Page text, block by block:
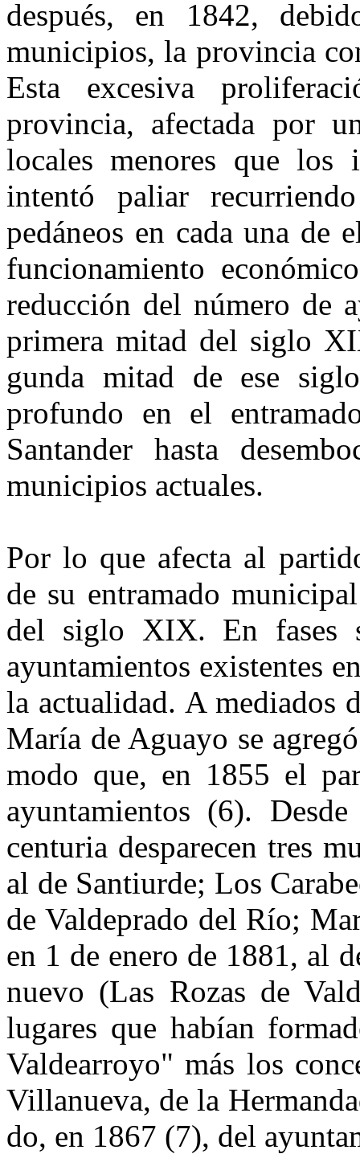
después, en 1842,
municipios, la pro­vincia
Esta excesiva
provincia, afectada por
locales menores que los
intentó paliar
pedáneos en cada una de
funcionamiento
reducción del número de
primera mitad del siglo
gunda mitad de ese
profun­do en el
Santander has­ta
municipios actuales.
Por lo que afecta al
de su entramado
del siglo XIX. En fases
ayuntamien­tos existentes
la actualidad. A mediados
María de Aguayo se
modo que, en 1855 el
ayuntamientos (6).
centuria desparecen tres
al de Santiurde; Los
de Valdeprado del Río;
en 1 de enero de 1881, al
nuevo (Las Rozas de
lugares que habían
Valdearroyo" más los
Villanueva, de la
do, en 1867 (7), del